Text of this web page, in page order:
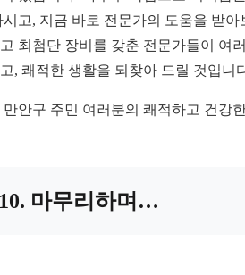
시고, 지금 바로 전문가의 도움을 받
최첨단 장비를 갖춘 전문가들이 여
, 쾌적한 생활을 되찾아 드릴 것입니
만안구 주민 여러분의 쾌적하고 건강
마무리하며…